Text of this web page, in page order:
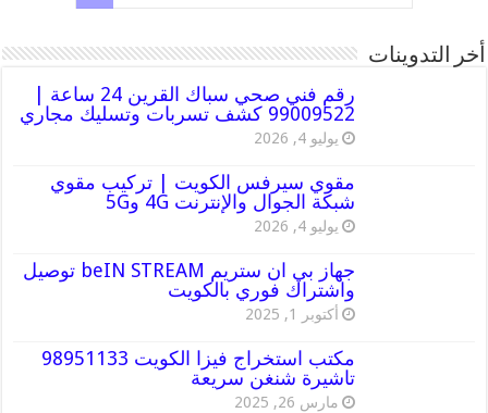
أخر التدوينات
رقم فني صحي سباك القرين 24 ساعة |
99009522 كشف تسربات وتسليك مجاري
يوليو 4, 2026
مقوي سيرفس الكويت | تركيب مقوي
شبكة الجوال والإنترنت 4G و5G
يوليو 4, 2026
جهاز بي ان ستريم beIN STREAM توصيل
واشتراك فوري بالكويت
أكتوبر 1, 2025
مكتب استخراج فيزا الكويت 98951133
تاشيرة شنغن سريعة
مارس 26, 2025